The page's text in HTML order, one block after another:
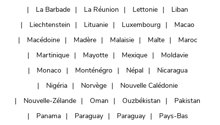
La Barbade
La Réunion Lettonie
Liban
Liechtenstein
Lituanie Luxembourg
Macao
Macédoine
Madère Malaisie Malte
Maroc
Martinique
Mayotte Mexique
Moldavie
Monaco
Monténégro Népal
Nicaragua
Nigéria
Norvège
Nouvelle Calédonie
Nouvelle-Zélande
Oman Ouzbékistan
Pakistan
Panama
Paraguay Paraguay
Pays-Bas